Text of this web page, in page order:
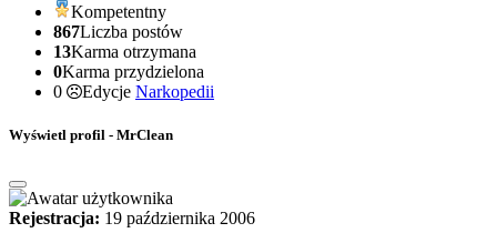
Kompetentny
867Liczba postów
13Karma otrzymana
0Karma przydzielona
0
Edycje Narkopedii
Wyświetl profil - MrClean
Rejestracja: 19 października 2006